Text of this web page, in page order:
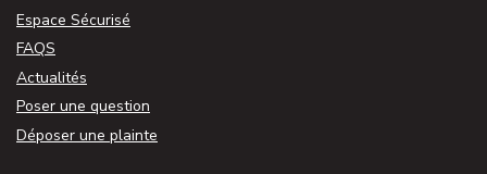
Espace Sécurisé
FAQS
Actualités
Poser une question
Déposer une plainte